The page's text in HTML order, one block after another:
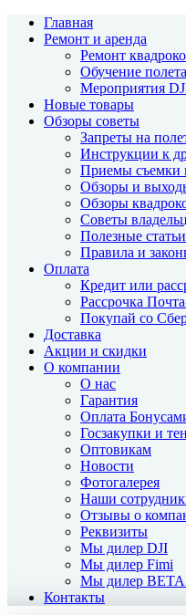
Главная
Ремонт и аренда
Ремонт
Обучение
Мероприятия
Новые товары
Обзоры советы
Запреты на
Инструкции к
Приемы съемки
Обзоры и
Обзоры
Советы
Полезные статьи
Правила и
Оплата
Кредит или
Рассрочка
Покупай со
Доставка
Акции и скидки
О компании
О нас
Гарантия
Оплата
Госзакупки и
Оптовикам
Новости
Фотогалерея
Наши
Отзывы о
Реквизиты
Мы дилер DJI
Мы дилер Fimi
Мы дилер
Контакты